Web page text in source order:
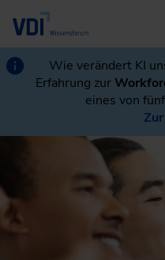
Wie verändert KI
Erfahrung zur
eines von